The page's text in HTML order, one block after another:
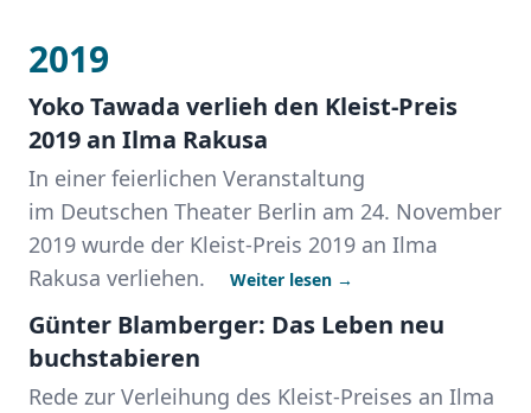
2019
Yoko Tawada verlieh den Kleist-Preis
2019 an Ilma Rakusa
In einer feierlichen Veranstaltung
im Deutschen Theater Berlin am 24. November
2019 wurde der Kleist-Preis 2019 an Ilma
Rakusa verliehen.
Weiter lesen →
Günter Blamberger: Das Leben neu
buchstabieren
Rede zur Verleihung des Kleist-Preises an Ilma